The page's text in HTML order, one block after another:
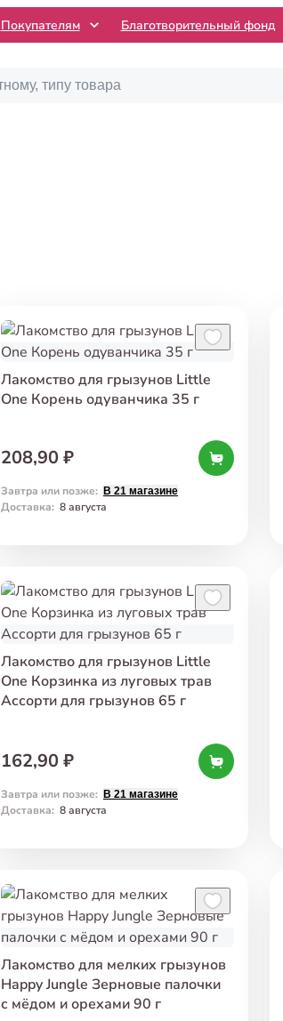
Покупателям Благотворительный фонд
Лакомство для грызунов Little
One Корень одуванчика 35 г
208,90 ₽
Завтра или позже: В 21 магазине
Доставка: 8 августа
Лакомство для грызунов Little
One Корзинка из луговых трав
Ассорти для грызунов 65 г
162,90 ₽
Завтра или позже: В 21 магазине
Доставка: 8 августа
Лакомство для мелких грызунов
Happy Jungle Зерновые палочки
с мёдом и орехами 90 г